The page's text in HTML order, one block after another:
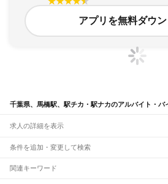
アプリを無料ダウ
千葉県、馬橋駅、駅チカ・駅ナカのアルバイト・バ
求人の詳細を表示
条件を追加・変更して検索
市区町村を追加・変更
関連キーワード